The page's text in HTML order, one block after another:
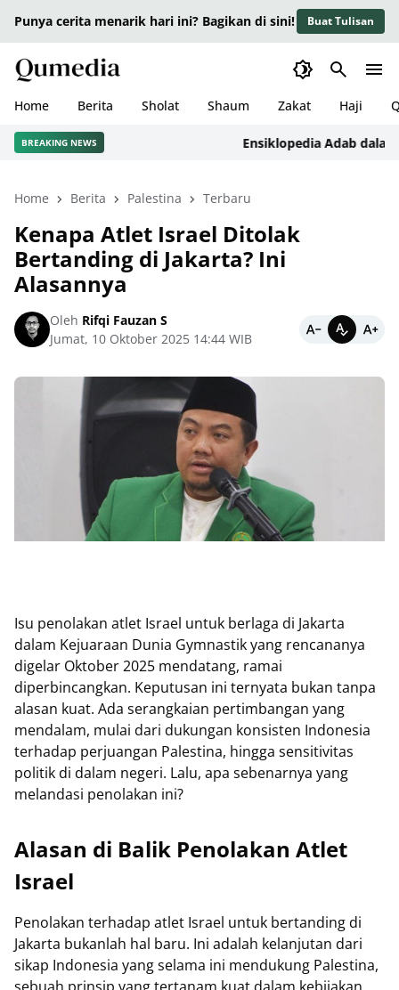
Punya cerita menarik hari ini? Bagikan di sini! Buat Tulisan
Home Berita Sholat Shaum Zakat Haji
BREAKING NEWS Ensiklopedia Adab dalam
Home Berita Palestina Terbaru
Kenapa Atlet Israel Ditolak
Bertanding di Jakarta? Ini
Alasannya
Oleh Rifqi Fauzan S
Jumat, 10 Oktober 2025 14:44 WIB
Isu penolakan atlet Israel untuk berlaga di Jakarta
dalam Kejuaraan Dunia Gymnastik yang rencananya
digelar Oktober 2025 mendatang, ramai
diperbincangkan. Keputusan ini ternyata bukan tanpa
alasan kuat. Ada serangkaian pertimbangan yang
mendalam, mulai dari dukungan konsisten Indonesia
terhadap perjuangan Palestina, hingga sensitivitas
politik di dalam negeri. Lalu, apa sebenarnya yang
melandasi penolakan ini?
Alasan di Balik Penolakan Atlet
Israel
Penolakan terhadap atlet Israel untuk bertanding di
Jakarta bukanlah hal baru. Ini adalah kelanjutan dari
sikap Indonesia yang selama ini mendukung Palestina,